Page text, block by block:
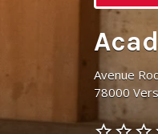
Avenue
78000